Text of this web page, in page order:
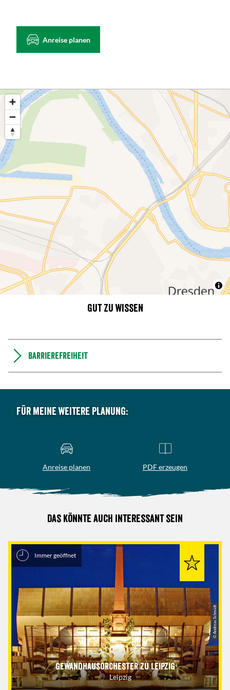
Anreise planen
Gut zu wissen
Barrierefreiheit
Für meine weitere Planung:
Anreise planen PDF erzeugen
Das könnte auch interessant sein
Immer geöffnet
Gewandhausorchester zu Leipzig
Leipzig
© Andreas Schmidt